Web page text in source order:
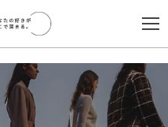
RECOMMED editor